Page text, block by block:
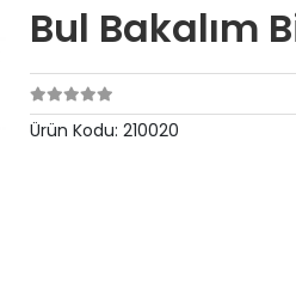
Bul Bakalım
Ürün Kodu:210020